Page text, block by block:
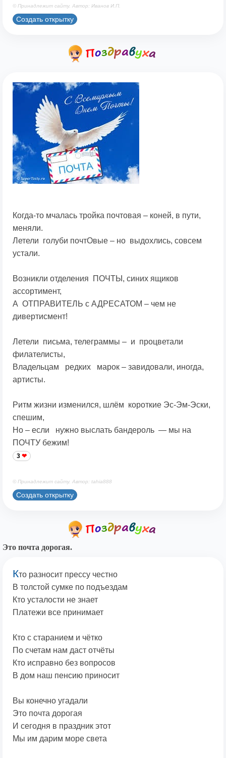
© Принадлежит сайту. Автор: Иванов И.П.
Создать открытку
Когда-то мчалась тройка почтовая – коней, в пути,
меняли.
Летели голуби почтОвые – но выдохлись, совсем
устали.
Возникли отделения ПОЧТЫ, синих ящиков
ассортимент,
А ОТПРАВИТЕЛЬ с АДРЕСАТОМ – чем не
дивертисмент!
Летели письма, телеграммы – и процветали
филателисты,
Владельцам редких марок – завидовали, иногда,
артисты.
Ритм жизни изменился, шлём короткие Эс-Эм-Эски,
спешим,
Но – если нужно выслать бандероль — мы на
ПОЧТУ бежим!
3
© Принадлежит сайту. Автор: tahia888
Создать открытку
Это почта дорогая.
Кто разносит прессу честно
В толстой сумке по подъездам
Кто усталости не знает
Платежи все принимает
Кто с старанием и чётко
По счетам нам даст отчёты
Кто исправно без вопросов
В дом наш пенсию приносит
Вы конечно угадали
Это почта дорогая
И сегодня в праздник этот
Мы им дарим море света